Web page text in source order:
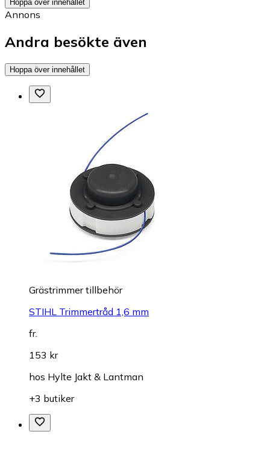
Hoppa över innehållet
Annons
Andra besökte även
Hoppa över innehållet
Grästrimmer tillbehör
STIHL Trimmertråd 1,6 mm
fr.
153 kr
hos Hylte Jakt & Lantman
+3 butiker